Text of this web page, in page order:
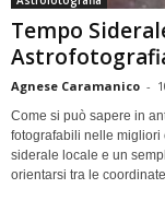
Tempo
Agnese Caramanico -
Come si può sapere in
fotografabili nelle migliori
siderale locale e un
orientarsi tra le